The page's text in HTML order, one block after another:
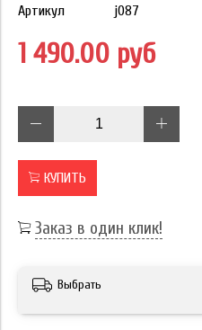
Артикул j087
1 490.00 руб
КУПИТЬ
Заказ в один клик!
Выбрать